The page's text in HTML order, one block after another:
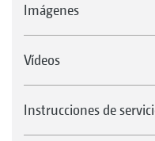
Imágenes
Vídeos
Instrucciones de